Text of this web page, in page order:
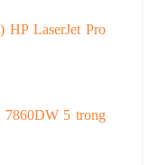
LaserJet Pro
5 trong